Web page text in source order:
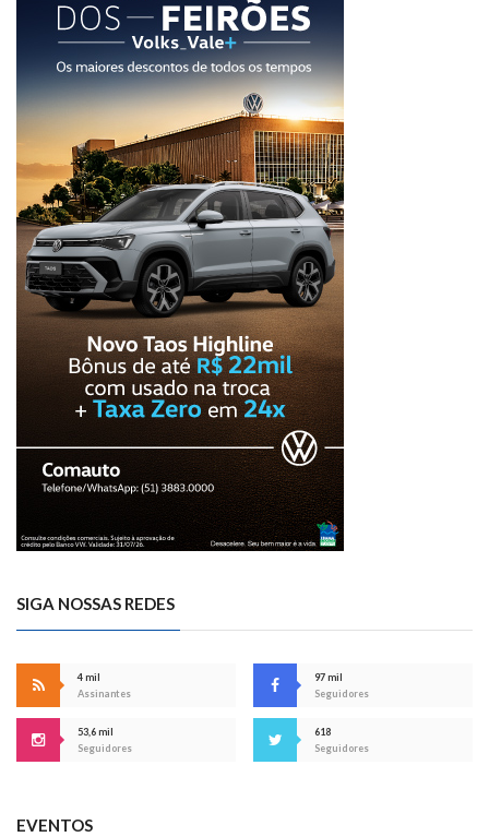
SIGA NOSSAS REDES
4 mil
Assinantes
97 mil
Seguidores
53,6 mil
Seguidores
618
Seguidores
EVENTOS